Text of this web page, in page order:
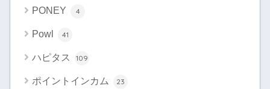
PONEY 4
Powl 41
ハピタス 109
ポイントインカム 23